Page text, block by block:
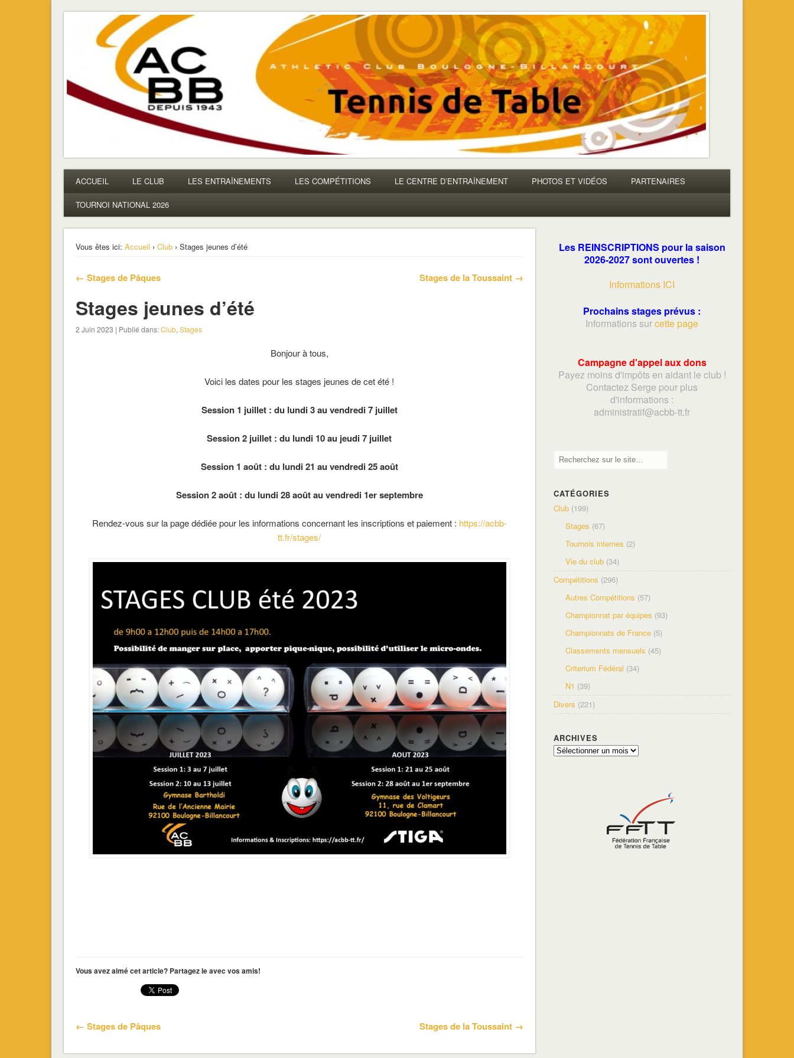
ACBB – Tennis de Table
La section ping de Boulogne
ACCUEIL LE CLUB LES ENTRAÎNEMENTS LES COMPÉTITIONS LE CENTRE D’ENTRAÎNEMENT PHOTOS ET VIDÉOS PARTENAIRES
TOURNOI NATIONAL 2026
Vous êtes ici: Accueil › Club› Stages jeunes d’été
← Stages de Pâques Stages de la Toussaint →
Stages jeunes d’été
2 Juin 2023 | Publié dans:Club,Stages
Bonjour à tous,
Voici les dates pour les stages jeunes de cet été !
Session 1 juillet : du lundi 3 au vendredi 7 juillet
Session 2 juillet : du lundi 10 au jeudi 7 juillet
Session 1 août : du lundi 21 au vendredi 25 août
Session 2 août : du lundi 28 août au vendredi 1er septembre
Rendez-vous sur la page dédiée pour les informations concernant les inscriptions et paiement : https://acbb-
tt.fr/stages/
Vous avez aimé cet article? Partagez le avec vos amis!
← Stages de Pâques Stages de la Toussaint →
Les REINSCRIPTIONS pour la saison
2026-2027 sont ouvertes !
Informations ICI
Prochains stages prévus :
Informations surcette page
Campagne d'appel aux dons
Payez moins d'impôts en aidant le club !
Contactez Serge pour plus
d'informations :
administratif@acbb-tt.fr
CATÉGORIES
Club (199)
Stages (67)
Tournois internes (2)
Vie du club (34)
Compétitions (296)
Autres Compétitions (57)
Championnat par équipes (93)
Championnats de France (5)
Classements mensuels (45)
Criterium Fédéral (34)
N1 (39)
Divers (221)
ARCHIVES
Archives